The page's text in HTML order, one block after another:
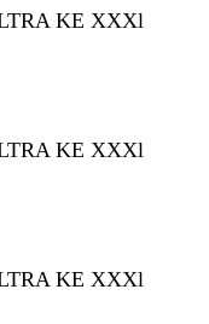
KE XXXl
KE XXXl
KE XXXl